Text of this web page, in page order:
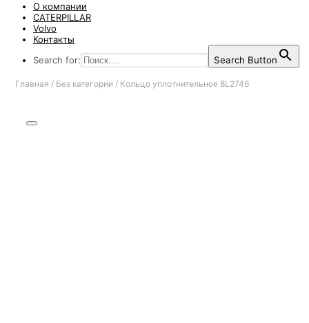
О компании
CATERPILLAR
Volvo
Контакты
Search for:
Search Button
Главная / Без категории / Кольцо уплотнительное 8L2746